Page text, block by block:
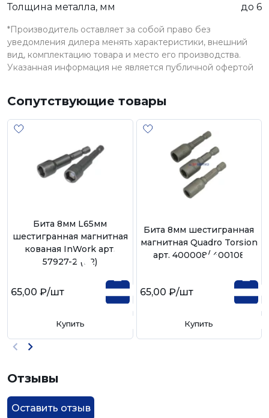
Толщина металла, мм
до 6
*Производитель оставляет за собой право без
уведомления дилера менять характеристики, внешний
вид, комплектацию товара и место его производства.
Указанная информация не является публичной офертой
Сопутствующие товары
Бита 8мм L65мм
шестигранная магнитная
кованая InWork арт.
57927-2 (1/2)
65,00 ₽/шт
Купить
Бита 8мм шестигранная
магнитная Quadro Torsion
арт. 400008/ 400108
65,00 ₽/шт
Купить
Отзывы
Оставить отзыв